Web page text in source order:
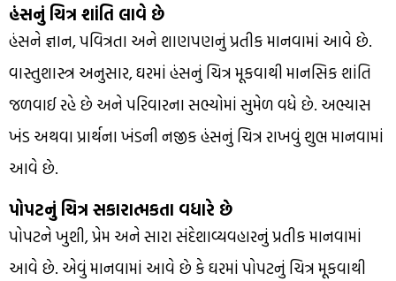
હંસનું ચિત્ર શાંતિ લાવે છે
હંસને જ્ઞાન, પવિત્રતા અને શાણપણનું પ્રતીક માનવામાં આવે છે.
વાસ્તુશાસ્ત્ર અનુસાર, ઘરમાં હંસનું ચિત્ર મૂકવાથી માનસિક શાંતિ
જળવાઈ રહે છે અને પરિવારના સભ્યોમાં સુમેળ વધે છે. અભ્યાસ
ખંડ અથવા પ્રાર્થના ખંડની નજીક હંસનું ચિત્ર રાખવું શુભ માનવામાં
આવે છે.
પોપટનું ચિત્ર સકારાત્મકતા વધારે છે
પોપટને ખુશી, પ્રેમ અને સારા સંદેશાવ્યવહારનું પ્રતીક માનવામાં
આવે છે. એવું માનવામાં આવે છે કે ઘરમાં પોપટનું ચિત્ર મૂકવાથી